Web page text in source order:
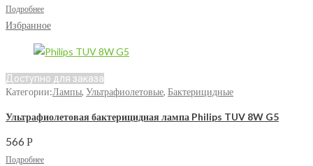
Подробнее
Избранное
Доступно для заказа
Категории:Лампы, Ультрафиолетовые, Бактерицидные
Ультрафиолетовая бактерицидная лампа Philips TUV 8W G5
566 Р
Подробнее